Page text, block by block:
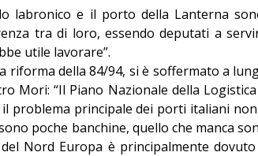
labronico e il porto della Lanterna
tra di loro, essendo deputati a
utile lavorare”.
riforma della 84/94, si è soffermato a
Mori: “Il Piano Nazionale della
problema principale dei porti italiani
poche banchine, quello che manca
Nord Europa è principalmente